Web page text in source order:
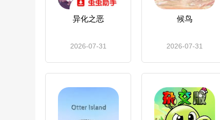
异化之恶
2026-07-31
候鸟
2026-07-31